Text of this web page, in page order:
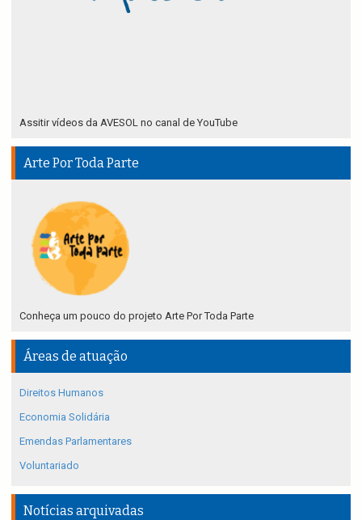
Assitir vídeos da AVESOL no canal de YouTube
Arte Por Toda Parte
Conheça um pouco do projeto Arte Por Toda Parte
Áreas de atuação
Direitos Humanos
Economia Solidária
Emendas Parlamentares
Voluntariado
Notícias arquivadas